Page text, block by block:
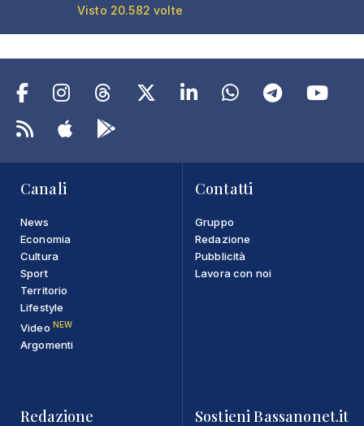
Visto 20.582 volte
Canali
News
Economia
Cultura
Sport
Territorio
Lifestyle
Video NEW
Argomenti
Contatti
Gruppo
Redazione
Pubblicità
Lavora con noi
Redazione Sostieni Bassanonet.it